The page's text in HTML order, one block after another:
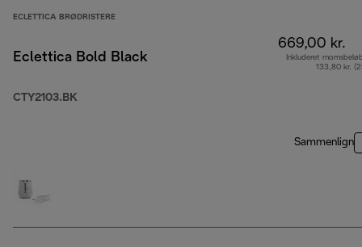
ECLETTICA BRØDRISTERE
Eclettica Bold Black
CTY2103.BK
669,00 kr.
Inkluderet
133,80 kr.
Sammenlign